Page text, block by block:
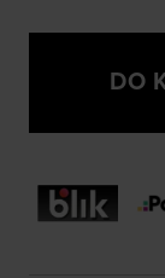
DO